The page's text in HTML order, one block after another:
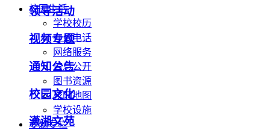
校园生活
学校校历
办公电话
网络服务
信息公开
图书资源
校园地图
学校设施
专题专栏
领导活动
视频专题
通知公告
校园文化
潇湘文苑